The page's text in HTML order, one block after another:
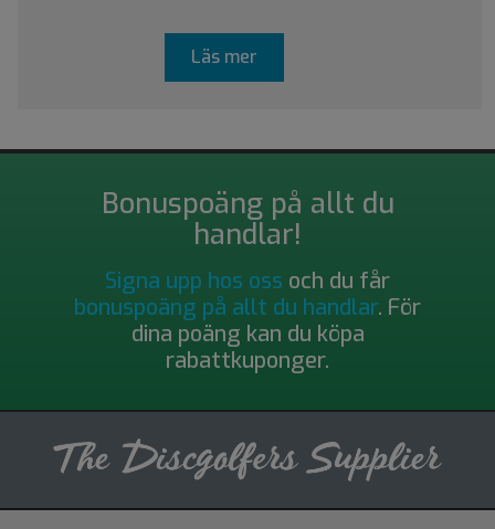
Läs mer
Bonuspoäng på allt du
handlar!
Signa upp hos oss och du får
bonuspoäng på allt du handlar. För
dina poäng kan du köpa
rabattkuponger.